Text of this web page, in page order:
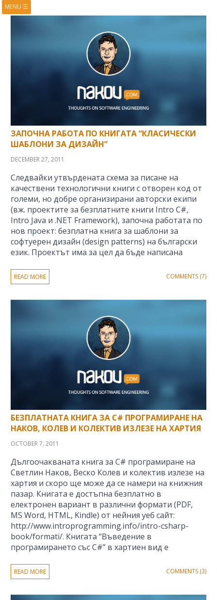
MENU ☰
ЗАПОЧНА РАБОТА ПО КНИГАТА “КЛАСИЧЕСКИ
ШАБЛОНИ ЗА ДИЗАЙН”
DECEMBER 27, 2011
Следвайки утвърдената схема за писане на
качествени технологични книги с отворен код от
големи, но добре организирани авторски екипи
(вж. проектите за безплатните книги Intro C#,
Intro Java и .NET Framework), започна работата по
нов проект: безплатна книга за шаблони за
софтуерен дизайн (design patterns) на български
език. Проектът има за цел да бъде написана
READ MORE COMMENTS (7)
БЕЗПЛАТНАТА КНИГА ЗА C# ПРОГРАМИРАНЕ НА
НАКОВ, КОЛЕВ И КОЛЕКТИВ ИЗЛЕЗЕ НА ХАРТИЯ
OCTOBER 7, 2011
Дългоочакваната книга за C# програмиране на
Светлин Наков, Веско Колев и колектив излезе на
хартия и скоро ще може да се намери на книжния
пазар. Книгата е достъпна безплатно в
електронен вариант в различни формати (PDF,
MS Word, HTML, Kindle) от нейния уеб сайт:
http://www.introprogramming.info/intro-csharp-
book/formati/. Книгата “Въведение в
програмирането със C#” в хартиен вид е
READ MORE COMMENTS (3)